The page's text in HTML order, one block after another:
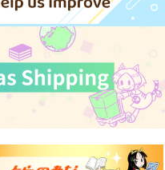
マーカ
勇利
世界には愛しかない
after×メダリスト
猫っかぶり
629円（税込）
ヴィクトル×勝生勇利
ヴィクトル×勝生勇利
カート